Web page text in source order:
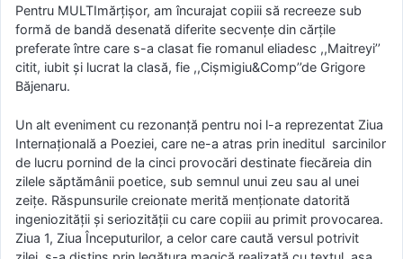
Pentru MULTImărțișor, am încurajat copiii să recreeze sub
formă de bandă desenată diferite secvențe din cărțile
preferate între care s-a clasat fie romanul eliadesc ,,Maitreyi’’
citit, iubit și lucrat la clasă, fie ,,Cișmigiu&Comp’’de Grigore
Băjenaru.
Un alt eveniment cu rezonanță pentru noi l-a reprezentat Ziua
Internațională a Poeziei, care ne-a atras prin ineditul sarcinilor
de lucru pornind de la cinci provocări destinate fiecăreia din
zilele săptămânii poetice, sub semnul unui zeu sau al unei
zeițe. Răspunsurile creionate merită menționate datorită
ingeniozității și seriozității cu care copiii au primit provocarea.
Ziua 1, Ziua Începuturilor, a celor care caută versul potrivit